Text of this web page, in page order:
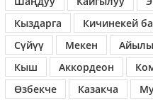
Кыздарга
Кичинекей
Сүйүү
Мекен
Кыш
Аккордеон
Өзбекче
Казакча